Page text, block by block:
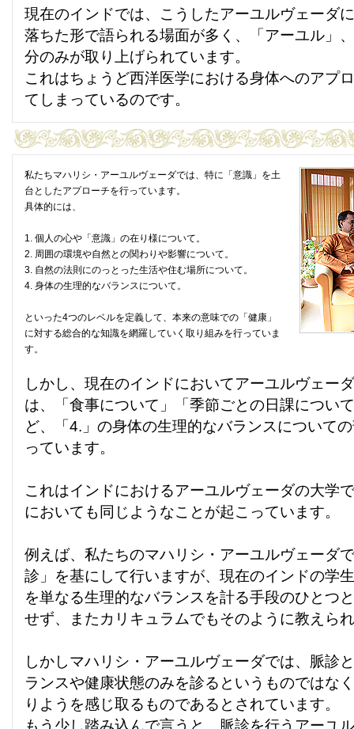
現在のインドでは、こうしたアーユルヴェーダ
落ちた形で語られる場面が多く、「アーユル」
分のみが取り上げられています。
これはちょうど西洋医学における身体へのアプ
てしまっているのです。
私たちマハリシ・アーユルヴェーダでは、特に「意識」を土
台としたアプローチを行っています。
具体的には、
1. 個人の心や「意識」の在り様について。
2. 周囲の環境や自然との関わりや影響について。
3. 自然の法則にのっとった生活や住む場所について。
4. 身体の生理的なバランスについて。
といった4つのレベルを定義して、本来の意味での「健康」
に対する総合的な知識を網羅していく取り組みを行っていま
す。
しかし、現在のインドにおいてアーユルヴェー
は、「食事について」「季節ごとの日課につい
ど、「4.」の身体の生理的なバランスについて
っています。
これはインドにおけるアーユルヴェーダの大学
においても同じようなことが起こっています。
例えば、私たちのマハリシ・アーユルヴェーダ
診」を基にして行いますが、現在のインドの学
を単なる生理的なバランスを計る手段のひとつ
せず、またカリキュラムでもそのように教えら
しかしマハリシ・アーユルヴェーダでは、脈診
ランスや健康状態のみを診るというものではな
りようを感じ取るものであるとされています。
もう少し踏み込んで言うと、脈診を行うアーユ